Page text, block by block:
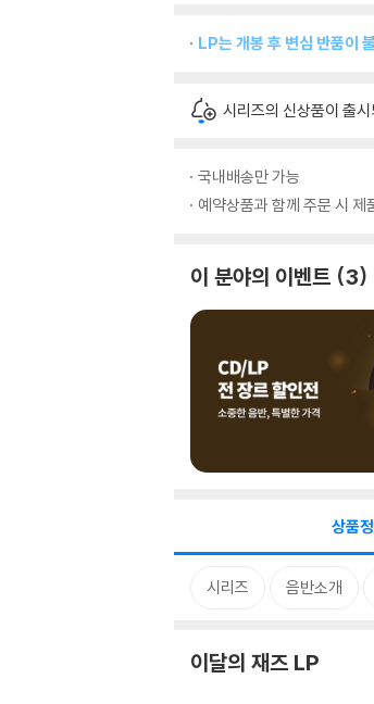
LP는 개봉 후 변심 반품이
시리즈의 신상품이 출
국내배송만 가능
예약상품과 함께 주문 시
이 분야의 이벤트 3
상품
시리즈 음반소개
이달의 재즈 LP